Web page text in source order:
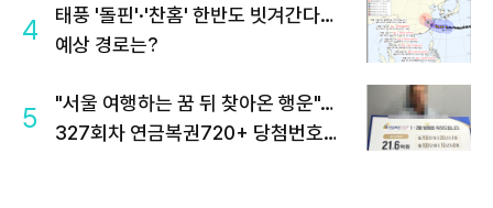
4
태풍 '돌핀'·'찬홈' 한반도 빗겨간다…
예상 경로는?
5
"서울 여행하는 꿈 뒤 찾아온 행운"…
327회차 연금복권720+ 당첨번호조